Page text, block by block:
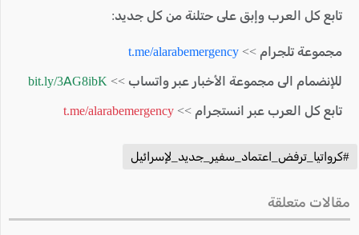
تابع كل العرب وإبق على حتلنة من كل جديد:
مجموعة تلجرام >> t.me/alarabemergency
للإنضمام الى مجموعة الأخبار عبر واتساب >> bit.ly/3AG8ibK
تابع كل العرب عبر انستجرام >> t.me/alarabemergency
#كرواتيا_ترفض_اعتماد_سفير_جديد_لإسرائيل
مقالات متعلقة